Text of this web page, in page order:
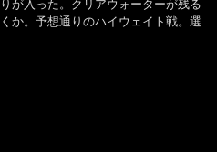
が入った。クリアウォーターが残る
か。予想通りのハイウェイト戦。選